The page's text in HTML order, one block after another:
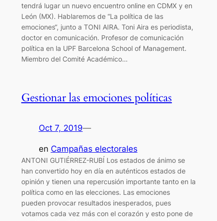
tendrá lugar un nuevo encuentro online en CDMX y en
León (MX). Hablaremos de “La política de las
emociones“, junto a TONI AIRA. Toni Aira es periodista,
doctor en comunicación. Profesor de comunicación
política en la UPF Barcelona School of Management.
Miembro del Comité Académico…
Gestionar las emociones políticas
Oct 7, 2019—
en Campañas electorales
ANTONI GUTIÉRREZ-RUBÍ Los estados de ánimo se
han convertido hoy en día en auténticos estados de
opinión y tienen una repercusión importante tanto en la
política como en las elecciones. Las emociones
pueden provocar resultados inesperados, pues
votamos cada vez más con el corazón y esto pone de